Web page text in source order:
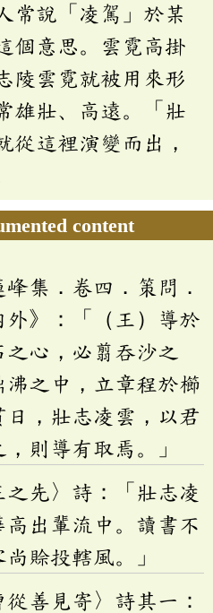
常說「凌駕」於某
個意思。雲霓高掛
陵雲霓就被用來形
雄壯、高遠。「壯
從這裡演變而出，
content
集．卷四．策問．
外》：「（王）導於
心，必翦吞沙之
沸之中，立章程於櫛
日，壯志凌雲，以君
則導有取焉。」
之先〉詩：「壯志凌
高出輩流中。讀書不
賒投轄風。」
善見寄〉詩其一：